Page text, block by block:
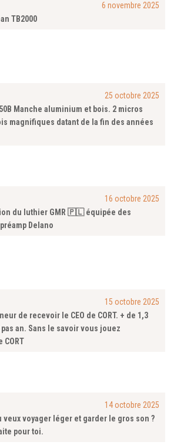
6 novembre 2025
TB2000
25 octobre 2025
Manche aluminium et bois. 2 micros
magnifiques datant de la fin des années
16 octobre 2025
du luthier GMR 🇵🇱 équipée des
Delano
15 octobre 2025
de recevoir le CEO de CORT. + de 1,3
an. Sans le savoir vous jouez
CORT
14 octobre 2025
veux voyager léger et garder le gros son ?
pour toi.